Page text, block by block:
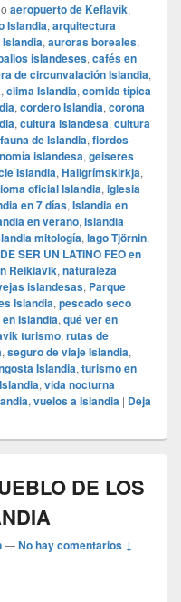
aeropuerto de Keflavík,
Islandia, arquitectura
, auroras boreales,
islandeses, cafés en
de circunvalación Islandia,
, clima Islandia, comida típica
, cordero Islandia, corona
, cultura islandesa, cultura
fauna de Islandia, fiordos
islandesa, geiseres
Islandia, Hallgrímskirkja,
oficial Islandia, iglesia
en 7 días, Islandia en
en verano, Islandia
mitología, lago Tjörnin,
SER UN LATINO FEO en
Reikiavik, naturaleza
islandesas, Parque
Islandia, pescado seco
Islandia, qué ver en
turismo, rutas de
, seguro de viaje Islandia,
Islandia, turismo en
, vida nocturna
, vuelos a Islandia | Deja
DE LOS
—No hay comentarios ↓